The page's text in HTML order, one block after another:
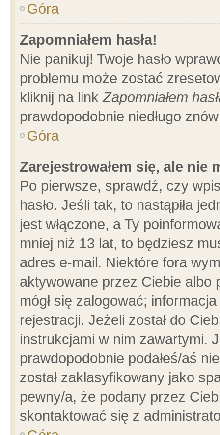
Góra
Zapomniałem hasła!
Nie panikuj! Twoje hasło
problemu może zostać
kliknij na linkZapomniałem
prawdopodobnie niedługo
Góra
Zarejestrowałem się, ale nie
Po pierwsze, sprawdź, czy
hasło. Jeśli tak, to nastąpiła
jest włączone, a Ty
mniej niż 13 lat, to będziesz
adres e-mail. Niektóre fora
aktywowane przez Ciebie albo
mógł się zalogować;
rejestracji. Jeżeli został do
instrukcjami w nim zawartymi.
prawdopodobnie podałeś/aś
został zaklasyfikowany jako
pewny/a, że podany przez
skontaktować się z